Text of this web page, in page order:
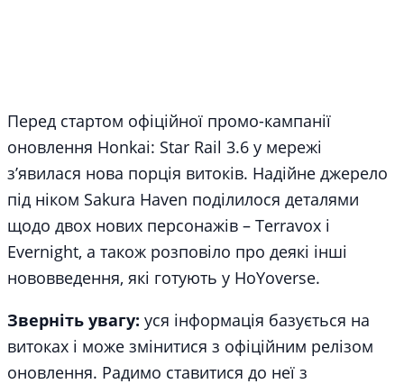
Перед стартом офіційної промо-кампанії
оновлення Honkai: Star Rail 3.6 у мережі
з’явилася нова порція витоків. Надійне джерело
під ніком Sakura Haven поділилося деталями
щодо двох нових персонажів – Terravox і
Evernight, а також розповіло про деякі інші
нововведення, які готують у HoYoverse.
Зверніть увагу: уся інформація базується на
витоках і може змінитися з офіційним релізом
оновлення. Радимо ставитися до неї з